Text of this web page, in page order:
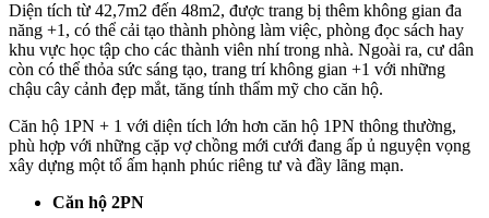
Diện tích từ 42,7m2 đến 48m2, được trang bị thêm không gian đa
năng +1, có thể cải tạo thành phòng làm việc, phòng đọc sách hay
khu vực học tập cho các thành viên nhí trong nhà. Ngoài ra, cư dân
còn có thể thỏa sức sáng tạo, trang trí không gian +1 với những
chậu cây cảnh đẹp mắt, tăng tính thẩm mỹ cho căn hộ.
Căn hộ 1PN + 1 với diện tích lớn hơn căn hộ 1PN thông thường,
phù hợp với những cặp vợ chồng mới cưới đang ấp ủ nguyện vọng
xây dựng một tổ ấm hạnh phúc riêng tư và đầy lãng mạn.
Căn hộ 2PN